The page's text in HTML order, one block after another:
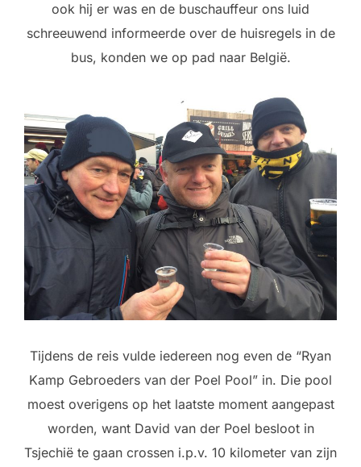
ook hij er was en de buschauffeur ons luid
schreeuwend informeerde over de huisregels in de
bus, konden we op pad naar België.
Tijdens de reis vulde iedereen nog even de “Ryan
Kamp Gebroeders van der Poel Pool” in. Die pool
moest overigens op het laatste moment aangepast
worden, want David van der Poel besloot in
Tsjechië te gaan crossen i.p.v. 10 kilometer van zijn